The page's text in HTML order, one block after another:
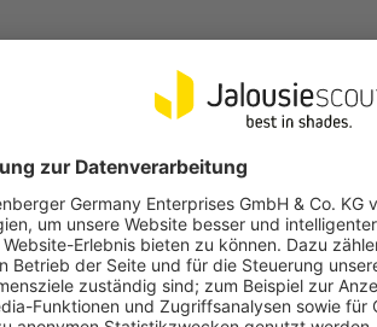
Die Stoffe sind zu 100% aus
Setze unsere
sind feuchtraumgeeignet.
der Beschwerungsstab
du die Zugschnur und